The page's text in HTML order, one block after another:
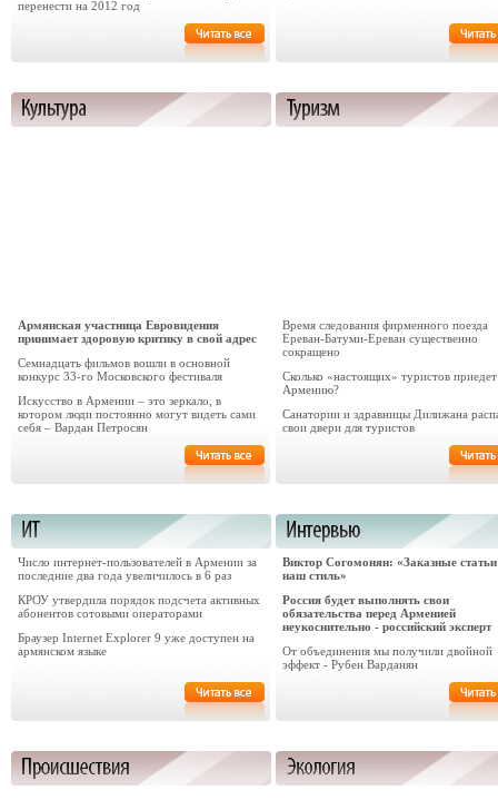
перенести на 2012 год
Армянская участница Евровидения
принимает здоровую критику в свой адрес
Семнадцать фильмов вошли в основной
конкурс 33-го Московского фестиваля
Искусство в Армении – это зеркало, в
котором люди постоянно могут видеть сами
себя – Вардан Петросян
Время следования фирменного поезда
Ереван-Батуми-Ереван существенно
сокращено
Сколько «настоящих» туристов
Армению?
Санатории и здравницы Дилижана
свои двери для туристов
Число интернет-пользователей в Армении за
последние два года увеличилось в 6 раз
КРОУ утвердила порядок подсчета активных
абонентов сотовыми операторами
Браузер Internet Explorer 9 уже доступен на
армянском языке
Виктор Согомонян: «Заказные
наш стиль»
Россия будет выполнять свои
обязательства перед Арменией
неукоснительно - российский эксперт
От объединения мы получили двойной
эффект - Рубен Варданян